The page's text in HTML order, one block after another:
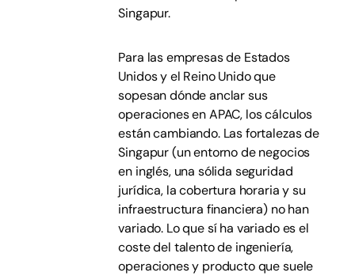
Singapur.
Para las empresas de Estados
Unidos y el Reino Unido que
sopesan dónde anclar sus
operaciones en APAC, los cálculos
están cambiando. Las fortalezas de
Singapur (un entorno de negocios
en inglés, una sólida seguridad
jurídica, la cobertura horaria y su
infraestructura financiera) no han
variado. Lo que sí ha variado es el
coste del talento de ingeniería,
operaciones y producto que suele